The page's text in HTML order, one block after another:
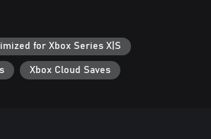
for Xbox Series X|S
Xbox Cloud Saves